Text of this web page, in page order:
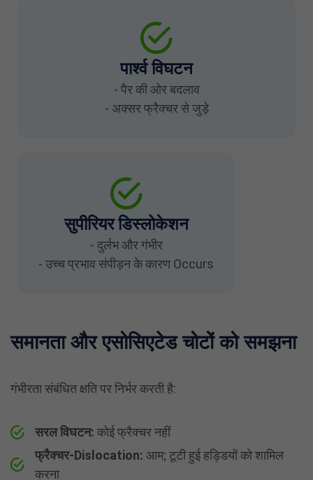
पार्श्व विघटन
- पैर की ओर बदलाव
- अक्सर फ्रैक्चर से जुड़े
सुपीरियर डिस्लोकेशन
- दुर्लभ और गंभीर
- उच्च प्रभाव संपीड़न के कारण Occurs
समानता और एसोसिएटेड चोटों को समझना
गंभीरता संबंधित क्षति पर निर्भर करती है:
सरल विघटन: कोई फ्रैक्चर नहीं
फ्रैक्चर-Dislocation: आम; टूटी हुई हड्डियों को शामिल
करना